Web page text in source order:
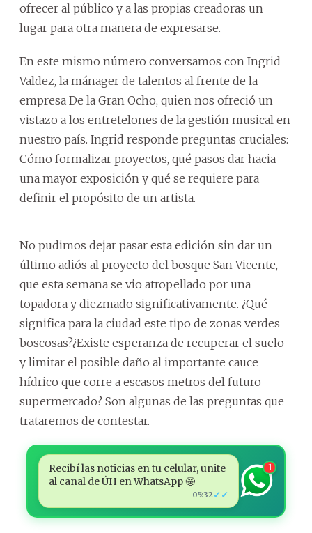
ofrecer al público y a las propias creadoras un
lugar para otra manera de expresarse.
En este mismo número conversamos con Ingrid
Valdez, la mánager de talentos al frente de la
empresa De la Gran Ocho, quien nos ofreció un
vistazo a los entretelones de la gestión musical en
nuestro país. Ingrid responde preguntas cruciales:
Cómo formalizar proyectos, qué pasos dar hacia
una mayor exposición y qué se requiere para
definir el propósito de un artista.
No pudimos dejar pasar esta edición sin dar un
último adiós al proyecto del bosque San Vicente,
que esta semana se vio atropellado por una
topadora y diezmado significativamente. ¿Qué
significa para la ciudad este tipo de zonas verdes
boscosas?¿Existe esperanza de recuperar el suelo
y limitar el posible daño al importante cauce
hídrico que corre a escasos metros del futuro
supermercado? Son algunas de las preguntas que
trataremos de contestar.
Recibí las noticias en tu celular, unite
al canal de ÚH en WhatsApp 🤩
05:32 ✓✓
1